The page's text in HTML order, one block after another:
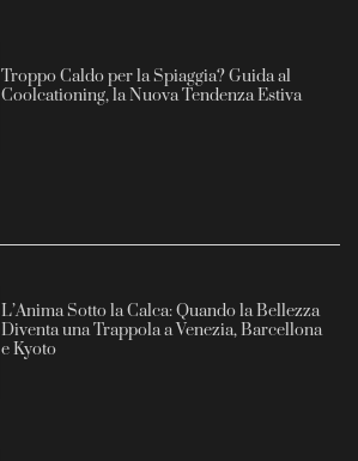
Troppo Caldo per la Spiaggia? Guida al
Coolcationing, la Nuova Tendenza Estiva
L’Anima Sotto la Calca: Quando la Bellezza
Diventa una Trappola a Venezia, Barcellona
e Kyoto